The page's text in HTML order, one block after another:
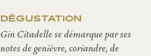
DÉGUSTATION
Gin Citadelle se démarque par ses
notes de genièvre, coriandre, de